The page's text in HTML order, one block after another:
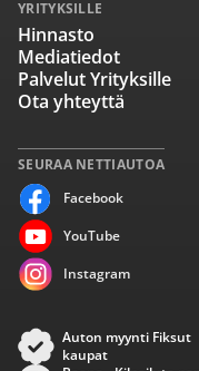
SEURAA NETTIAUTOA
Facebook
YouTube
Instagram
YRITYKSILLE
Hinnasto
Mediatiedot
Palvelut Yrityksille
Ota yhteyttä
Auton myynti Fiksut
kaupat